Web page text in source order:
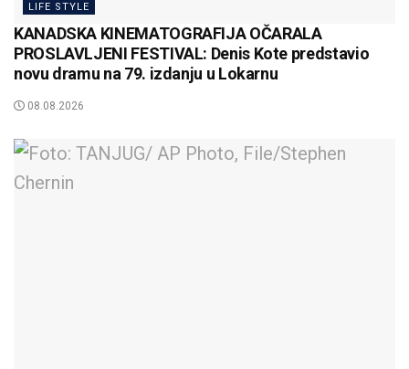
LIFE STYLE
KANADSKA KINEMATOGRAFIJA OČARALA
PROSLAVLJENI FESTIVAL: Denis Kote predstavio
novu dramu na 79. izdanju u Lokarnu
08.08.2026